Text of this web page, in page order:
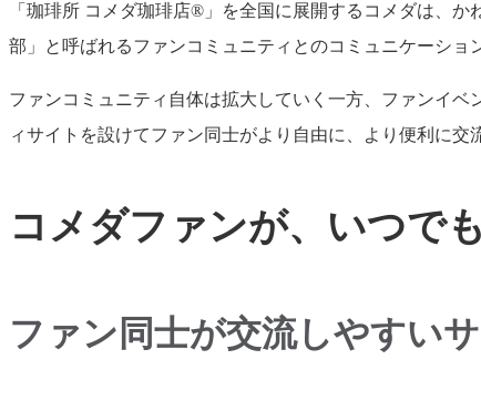
「珈琲所 コメダ珈琲店®」を全国に展開するコメダは、
部」と呼ばれるファンコミュニティとのコミュニケーショ
ファンコミュニティ自体は拡大していく一方、ファンイ
ィサイトを設けてファン同士がより自由に、より便利に交
コメダファンが、いつで
ファン同士が交流しやすい